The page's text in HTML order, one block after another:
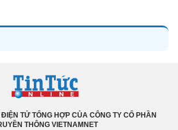
TỬ TỔNG HỢP CỦA CÔNG TY CỔ PHẦN
THÔNG VIETNAMNET